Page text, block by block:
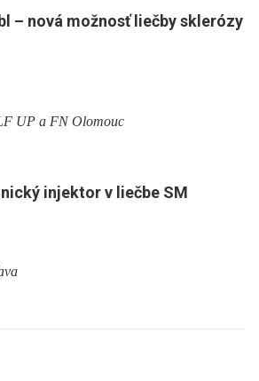
– nová možnosť liečby sklerózy
UP a FN Olomouc
injektor v liečbe SM